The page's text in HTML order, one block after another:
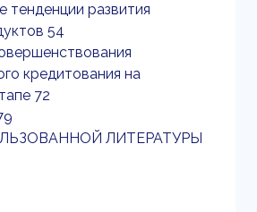
тенденции развития
54
кредитования на
72
ЛИТЕРАТУРЫ